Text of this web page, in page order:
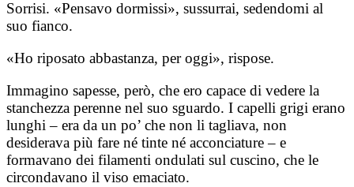
Sorrisi. «Pensavo dormissi», sussurrai, sedendomi al
suo fianco.
«Ho riposato abbastanza, per oggi», rispose.
Immagino sapesse, però, che ero capace di vedere la
stanchezza perenne nel suo sguardo. I capelli grigi erano
lunghi – era da un po’ che non li tagliava, non
desiderava più fare né tinte né acconciature – e
formavano dei filamenti ondulati sul cuscino, che le
circondavano il viso emaciato.